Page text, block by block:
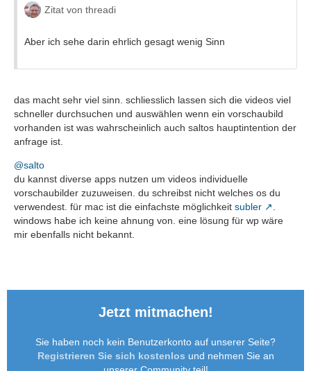
Zitat von threadi
Aber ich sehe darin ehrlich gesagt wenig Sinn
das macht sehr viel sinn. schliesslich lassen sich die videos viel
schneller durchsuchen und auswählen wenn ein vorschaubild
vorhanden ist was wahrscheinlich auch saltos hauptintention der
anfrage ist.
@salto
du kannst diverse apps nutzen um videos individuelle
vorschaubilder zuzuweisen. du schreibst nicht welches os du
verwendest. für mac ist die einfachste möglichkeit subler
windows habe ich keine ahnung von. eine lösung für wp wäre
mir ebenfalls nicht bekannt.
Jetzt mitmachen!
Sie haben noch kein Benutzerkonto auf unserer Seite?
Registrieren Sie sich kostenlos und nehmen Sie an